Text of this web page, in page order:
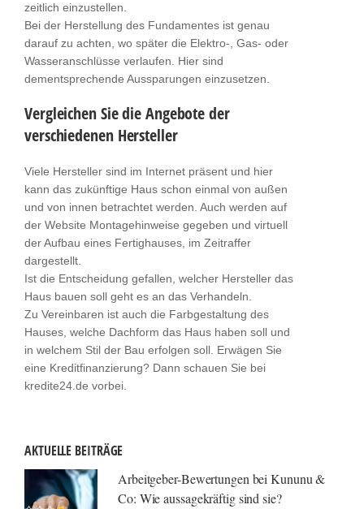
zeitlich einzustellen.
Bei der Herstellung des Fundamentes ist genau
darauf zu achten, wo später die Elektro-, Gas- oder
Wasseranschlüsse verlaufen. Hier sind
dementsprechende Aussparungen einzusetzen.
Vergleichen Sie die Angebote der
verschiedenen Hersteller
Viele Hersteller sind im Internet präsent und hier
kann das zukünftige Haus schon einmal von außen
und von innen betrachtet werden. Auch werden auf
der Website Montagehinweise gegeben und virtuell
der Aufbau eines Fertighauses, im Zeitraffer
dargestellt.
Ist die Entscheidung gefallen, welcher Hersteller das
Haus bauen soll geht es an das Verhandeln.
Zu Vereinbaren ist auch die Farbgestaltung des
Hauses, welche Dachform das Haus haben soll und
in welchem Stil der Bau erfolgen soll. Erwägen Sie
eine Kreditfinanzierung? Dann schauen Sie bei
kredite24.de vorbei.
AKTUELLE BEITRÄGE
Arbeitgeber-Bewertungen bei Kununu &
Co: Wie aussagekräftig sind sie?